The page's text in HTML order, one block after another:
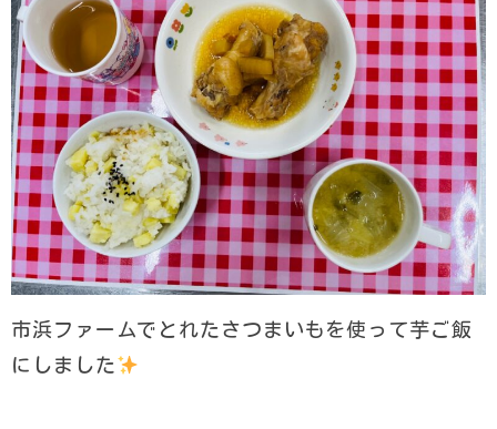
市浜ファームでとれたさつまいもを使って芋ご飯
にしました